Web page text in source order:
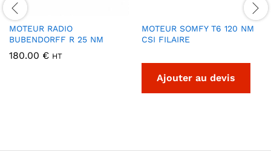
MOTEUR RADIO
BUBENDORFF R 25 NM
180.00 € HT
MOTEUR SOMFY T6 120 NM
CSI FILAIRE